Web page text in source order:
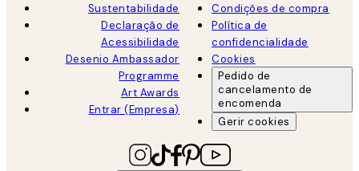
Sustentabilidade
Declaração de
Acessibilidade
Desenio Ambassador
Programme
Art Awards
Entrar (Empresa)
Condições de compra
Política de
confidencialidade
Cookies
Pedido de
cancelamento de
encomenda
Gerir cookies